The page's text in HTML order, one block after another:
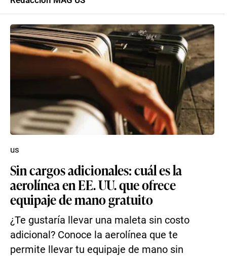
Sin cargos adicionales: cuál es la
aerolínea en EE. UU. que ofrece
equipaje de mano gratuito
¿Te gustaría llevar una maleta sin costo
adicional? Conoce la aerolínea que te
permite llevar tu equipaje de mano sin
us